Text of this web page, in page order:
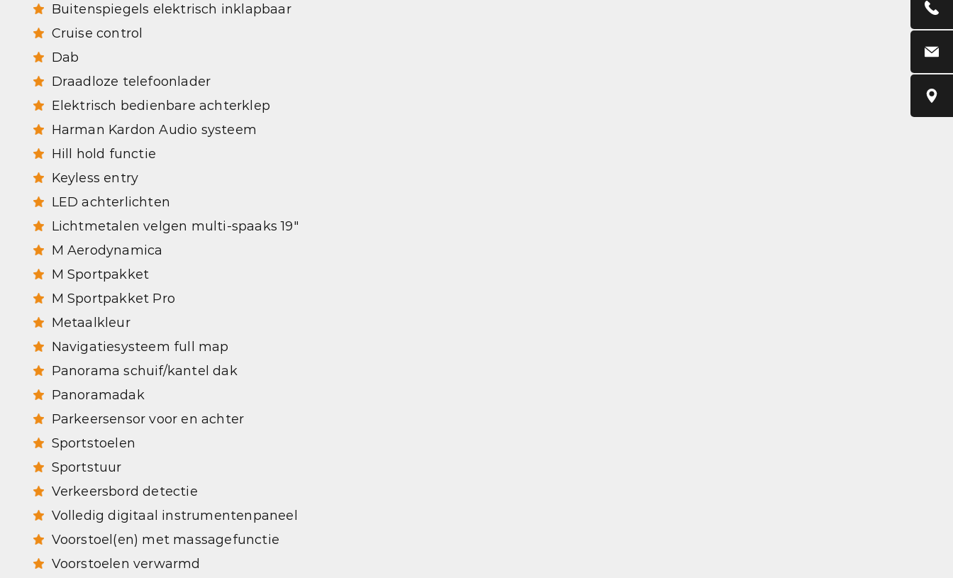
Buitenspiegels elektrisch inklapbaar
Cruise control
Dab
Draadloze telefoonlader
Elektrisch bedienbare achterklep
Harman Kardon Audio systeem
Hill hold functie
Keyless entry
LED achterlichten
Lichtmetalen velgen multi-spaaks 19"
M Aerodynamica
M Sportpakket
M Sportpakket Pro
Metaalkleur
Navigatiesysteem full map
Panorama schuif/kantel dak
Panoramadak
Parkeersensor voor en achter
Sportstoelen
Sportstuur
Verkeersbord detectie
Volledig digitaal instrumentenpaneel
Voorstoel(en) met massagefunctie
Voorstoelen verwarmd